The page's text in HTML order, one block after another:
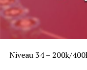
Niveau 34 – 200k/